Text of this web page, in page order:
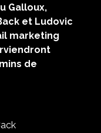
Galloux,
et Ludovic
marketing
de